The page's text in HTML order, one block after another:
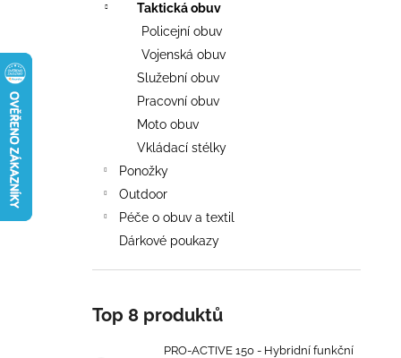
Taktická obuv
Policejní obuv
Vojenská obuv
Služební obuv
Pracovní obuv
Moto obuv
Vkládací stélky
Ponožky
Outdoor
Péče o obuv a textil
Dárkové poukazy
Top 8 produktů
PRO-ACTIVE 150 - Hybridní funkční
PRO-ACTIVE 150 - HYBRIDNÍ FUNKČNÍ
TRIČKO DO ZÁTĚŽE - PÁNSKÉ
2 090 Kč